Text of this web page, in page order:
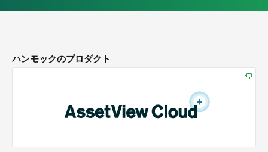
ハンモックのプロダクト